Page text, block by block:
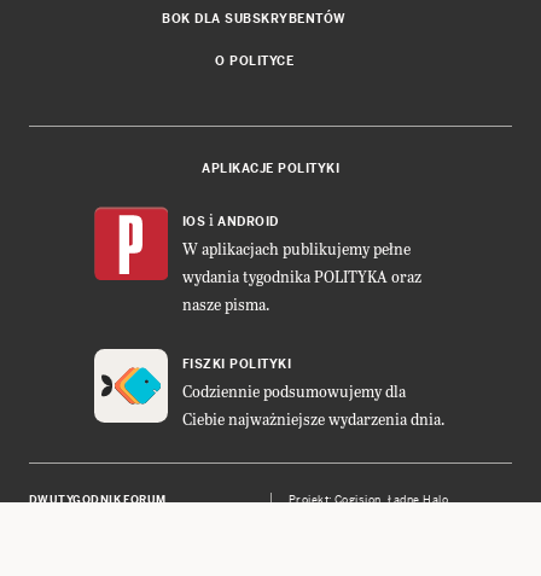
BOK DLA SUBSKRYBENTÓW
O POLITYCE
APLIKACJE POLITYKI
IOS i ANDROID
W aplikacjach publikujemy pełne
wydania tygodnika POLITYKA oraz
nasze pisma.
FISZKI POLITYKI
Codziennie podsumowujemy dla
Ciebie najważniejsze wydarzenia dnia.
DWUTYGODNIK FORUM Projekt:Cogision,Ładne Halo